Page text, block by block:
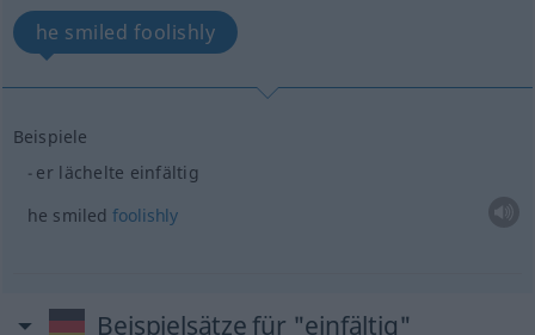
he smiled foolishly
Beispiele
er lächelte einfältig
he smiledfoolishly
Beispielsätze für "einfältig"